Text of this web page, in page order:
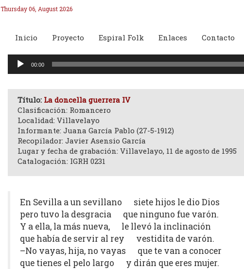
Thursday 06, August 2026
Inicio Proyecto Espiral Folk Enlaces Contacto
Reproductor
00:00
Título: La doncella guerrera IV
Clasificación: Romancero
Localidad: Villavelayo
Informante: Juana García Pablo (27-5-1912)
Recopilador: Javier Asensio García
Lugar y fecha de grabación: Villavelayo, 11 de agosto de 1995
Catalogación: IGRH 0231
En Sevilla a un sevillano siete hijos le dio Dios
pero tuvo la desgracia que ninguno fue varón.
Y a ella, la más nueva, le llevó la inclinación
que había de servir al rey vestidita de varón.
–No vayas, hija, no vayas que te van a conocer
que tienes el pelo largo y dirán que eres mujer.